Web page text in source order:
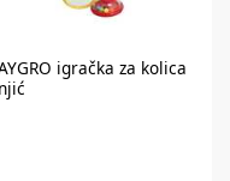
igračka za kolica